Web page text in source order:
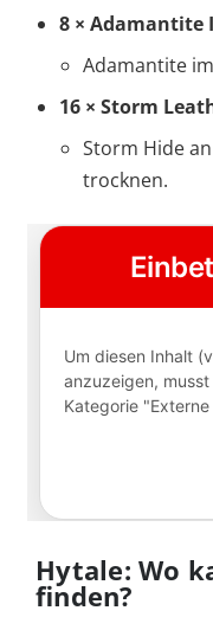
8 × Adamantite
Adamantite
16 × Storm
Storm Hide
trocknen.
Hytale: Wo
finden?